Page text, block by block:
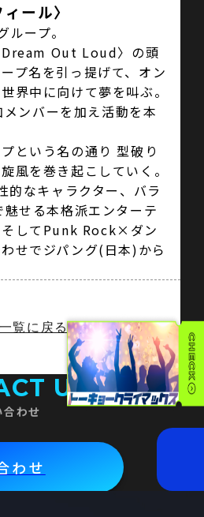
ール〉
ープ。
Dream Out Loud〉の頭
プ名を引っ提げて、オン
界中に向けて夢を叫ぶ。
ンバーを加え活動を本
という名の通り 型破り
風を巻き起こしていく。
的なキャラクター、バラ
せる本格派エンターテ
そしてPunk Rock×ダン
せでジパング(日本)から
覧に戻る
US
合わせ
わせ